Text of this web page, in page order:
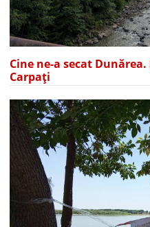
Cine ne-a secat
Carpați